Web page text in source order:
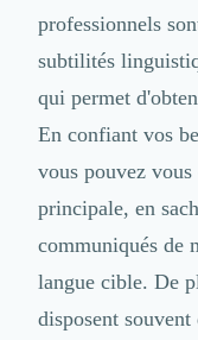
Photographie
Études Marketing
Présentations PowerPoint
SMS Marketing
Data Marketing
Logiciel Marketing
Logiciel Commercial
Assurance
Expertise Comptable
Subventions & Aides
professionnels
subtilités
qui permet
En confiant vos
vous pouvez
principale, en
communiqués de
langue cible. De
disposent souvent